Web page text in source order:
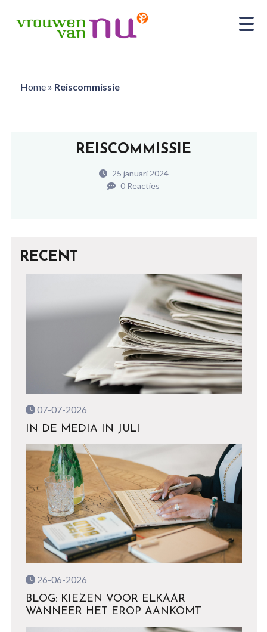
Home» Reiscommissie
REISCOMMISSIE
25 januari 2024
0 Reacties
RECENT
07-07-2026
IN DE MEDIA IN JULI
26-06-2026
BLOG: KIEZEN VOOR ELKAAR
WANNEER HET EROP AANKOMT